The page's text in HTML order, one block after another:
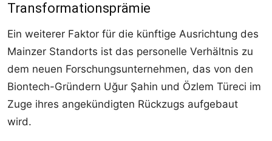
Transformationsprämie
Ein weiterer Faktor für die künftige Ausrichtung des
Mainzer Standorts ist das personelle Verhältnis zu
dem neuen Forschungsunternehmen, das von den
Biontech-Gründern Uğur Şahin und Özlem Türeci im
Zuge ihres angekündigten Rückzugs aufgebaut
wird.